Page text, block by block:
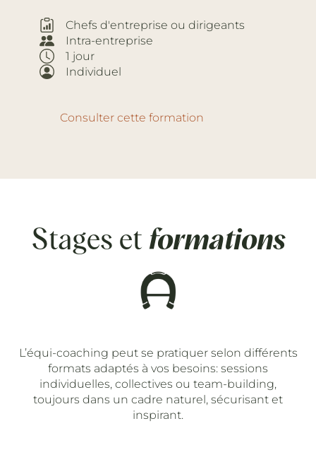
Chefs d'entreprise ou dirigeants
Intra-entreprise
1 jour
Individuel
Consulter cette formation
Stages et formations
L’équi-coaching peut se pratiquer selon différents
formats adaptés à vos besoins: sessions
individuelles, collectives ou team-building,
toujours dans un cadre naturel, sécurisant et
inspirant.